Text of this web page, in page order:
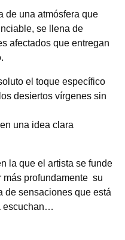
de una atmósfera que
se llena de
afectados que entregan
el toque específico
desiertos vírgenes sin
una idea clara
la que el artista se funde
más profundamente su
de sensaciones que está
escuchan…